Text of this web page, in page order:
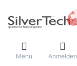
Menü Anmelden